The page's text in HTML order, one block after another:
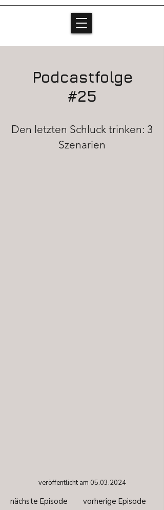
Podcastfolge
#25
Den letzten Schluck trinken: 3
Szenarien
veröffentlicht am 05.03.2024
nächste Episode vorherige Episode